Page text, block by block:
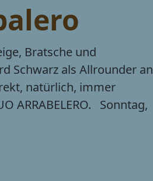
Bratsche und
Schwarz als Allrounder an
natürlich, immer
ARRABELERO. Sonntag,